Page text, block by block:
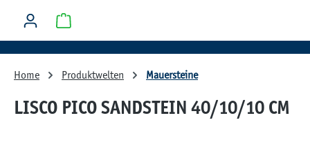
Warenkorb enthält 0 Positionen. Der Gesamtwert
Home Produktwelten Mauersteine
LISCO PICO SANDSTEIN 40/10/10 CM